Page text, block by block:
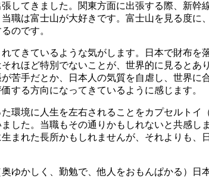
してきました。関東方面に出張する際、新
職は富士山が大好きです。富士山を見る度
のです。
てきているような気がします。日本で財布
れほど特別でないことが、世界的に見ると
苦手だとか、日本人の気質を自虐し、世界
する方向になってきているように感じます。
環境に人生を左右されることをカプセルト
した。当職もその通りかもしれないと共感
まれた長所かもしれませんが、それよりも
ゆかしく、勤勉で、他人をおもんぱかる）日